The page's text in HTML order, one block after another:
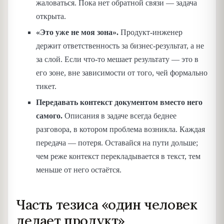
жаловаться. Пока нет обратной связи — задача
открыта.
«Это уже не моя зона». Продукт-инженер
держит ответственность за бизнес-результат, а не
за слой. Если что-то мешает результату — это в
его зоне, вне зависимости от того, чей формально
тикет.
Передавать контекст документом вместо него
самого. Описания в задаче всегда беднее
разговора, в котором проблема возникла. Каждая
передача — потеря. Оставайся на пути дольше;
чем реже контекст перекладывается в текст, тем
меньше от него остаётся.
Часть тезиса «один человек
делает продукт»